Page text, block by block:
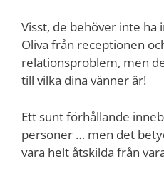
Visst, de behöver inte ha
Oliva från receptionen
relationsproblem, men
till vilka dina vänner är!
Ett sunt förhållande
personer … men det
vara helt åtskilda från